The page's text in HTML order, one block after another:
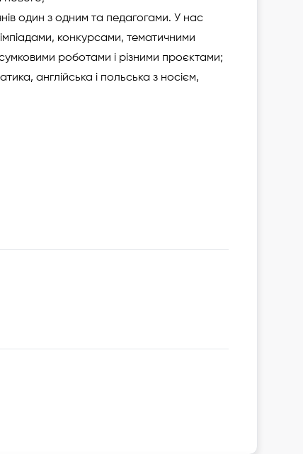
один з одним та педагогами. У нас
конкурсами, тематичними
роботами і різними проєктами;
англійська і польська з носієм,